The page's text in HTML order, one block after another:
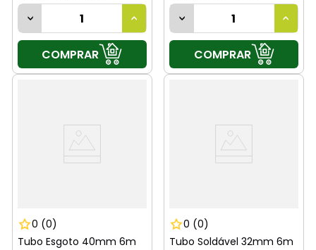
COMPRAR COMPRAR
0 (0)
Tubo Esgoto 40mm 6m
0 (0)
Tubo Soldável 32mm 6m